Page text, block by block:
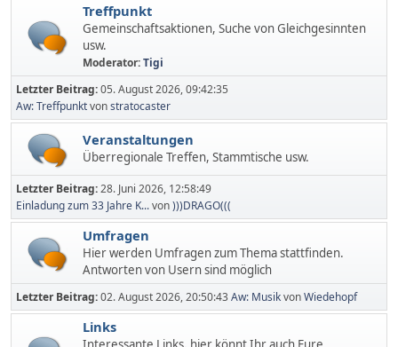
Treffpunkt
Gemeinschaftsaktionen, Suche von Gleichgesinnten
usw.
Moderator:Tigi
Letzter Beitrag:05. August 2026, 09:42:35
Aw: Treffpunktvonstratocaster
Veranstaltungen
Überregionale Treffen, Stammtische usw.
Letzter Beitrag:28. Juni 2026, 12:58:49
Einladung zum 33 Jahre K...von)))DRAGO(((
Umfragen
Hier werden Umfragen zum Thema stattfinden.
Antworten von Usern sind möglich
Letzter Beitrag:02. August 2026, 20:50:43Aw: MusikvonWiedehopf
Links